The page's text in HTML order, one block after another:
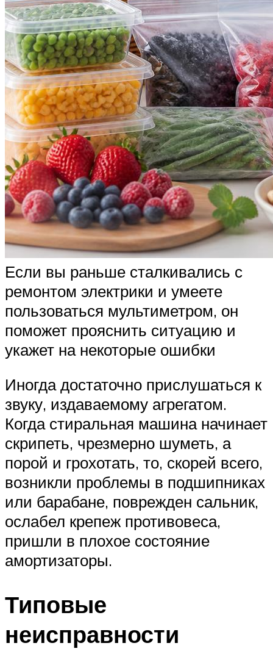
Если вы раньше сталкивались с
ремонтом электрики и умеете
пользоваться мультиметром, он
поможет прояснить ситуацию и
укажет на некоторые ошибки
Иногда достаточно прислушаться к
звуку, издаваемому агрегатом.
Когда стиральная машина начинает
скрипеть, чрезмерно шуметь, а
порой и грохотать, то, скорей всего,
возникли проблемы в подшипниках
или барабане, поврежден сальник,
ослабел крепеж противовеса,
пришли в плохое состояние
амортизаторы.
Типовые
неисправности